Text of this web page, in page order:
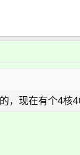
，现在有个4核